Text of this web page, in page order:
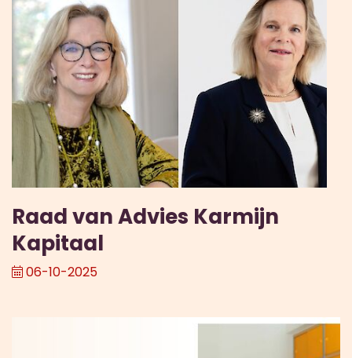
Raad van Advies Karmijn
Kapitaal
06-10-2025